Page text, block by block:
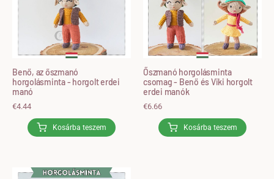
Benő, az őszmanó
horgolásminta - horgolt erdei
manó
€4.44
Kosárba teszem
Őszmanó horgolásminta
csomag - Benő és Viki horgolt
erdei manók
€6.66
Kosárba teszem